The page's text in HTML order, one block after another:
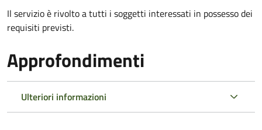
Il servizio è rivolto a tutti i soggetti interessati in possesso dei
requisiti previsti.
Approfondimenti
Ulteriori informazioni